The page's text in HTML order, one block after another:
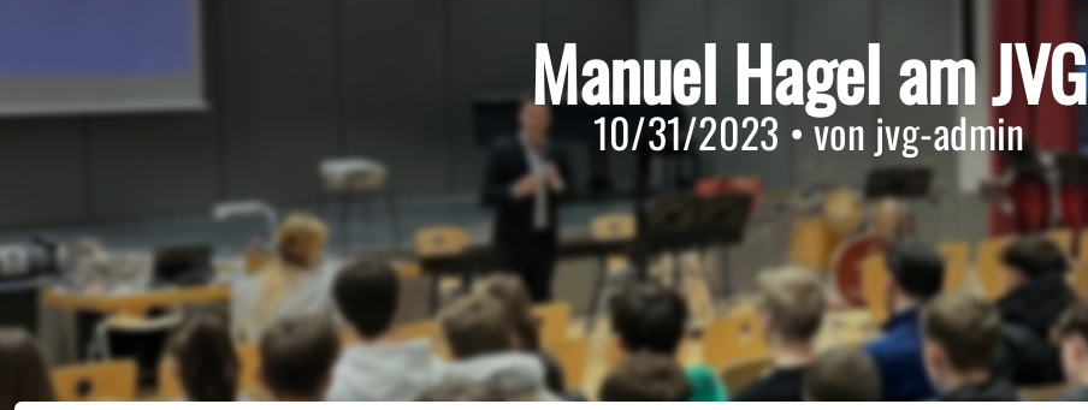
Manuel Hagel am JVG
10/31/2023 • von jvg-admin